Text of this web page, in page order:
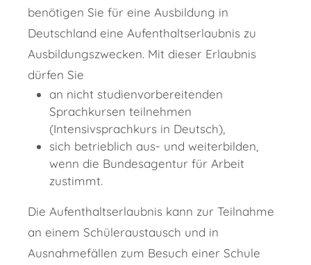
benötigen Sie für eine Ausbildung in
Deutschland eine Aufenthaltserlaubnis zu
Ausbildungszwecken. Mit dieser Erlaubnis
dürfen Sie
an nicht studienvorbereitenden
Sprachkursen teilnehmen
(Intensivsprachkurs in Deutsch),
sich betrieblich aus- und weiterbilden,
wenn die Bundesagentur für Arbeit
zustimmt.
Die Aufenthaltserlaubnis kann zur Teilnahme
an einem Schüleraustausch und in
Ausnahmefällen zum Besuch einer Schule